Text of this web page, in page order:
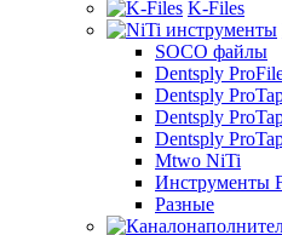
K-Files
SOCO файлы
Dentsply
Dentsply
Dentsply
Dentsply
Mtwo NiTi
Инструменты
Разные